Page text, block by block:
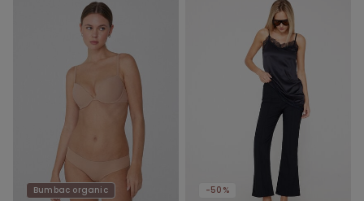
Bumbac organic
-50%